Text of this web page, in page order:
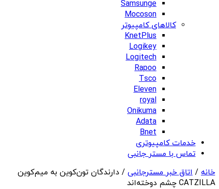
Samsunge
Mocoson
کالاهای کامپیوتر
KnetPlus
Logikey
Logitech
Rapoo
Tsco
Eleven
royal
Onikuma
Adata
Bnet
خدمات کامپیوتری
تماس با مستر جانبی
خانه / اتاق خبر مسترجانبی / دارندگان تون‌کوین به میم‌کوین
CATZILLA چشم دوخته‌اند